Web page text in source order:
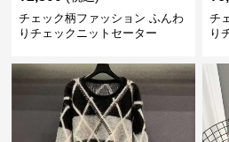
チェック柄ファッション ふんわ
りチェックニットセーター
チ
り